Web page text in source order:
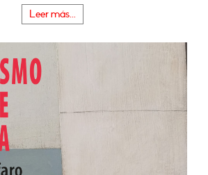
Leer más...